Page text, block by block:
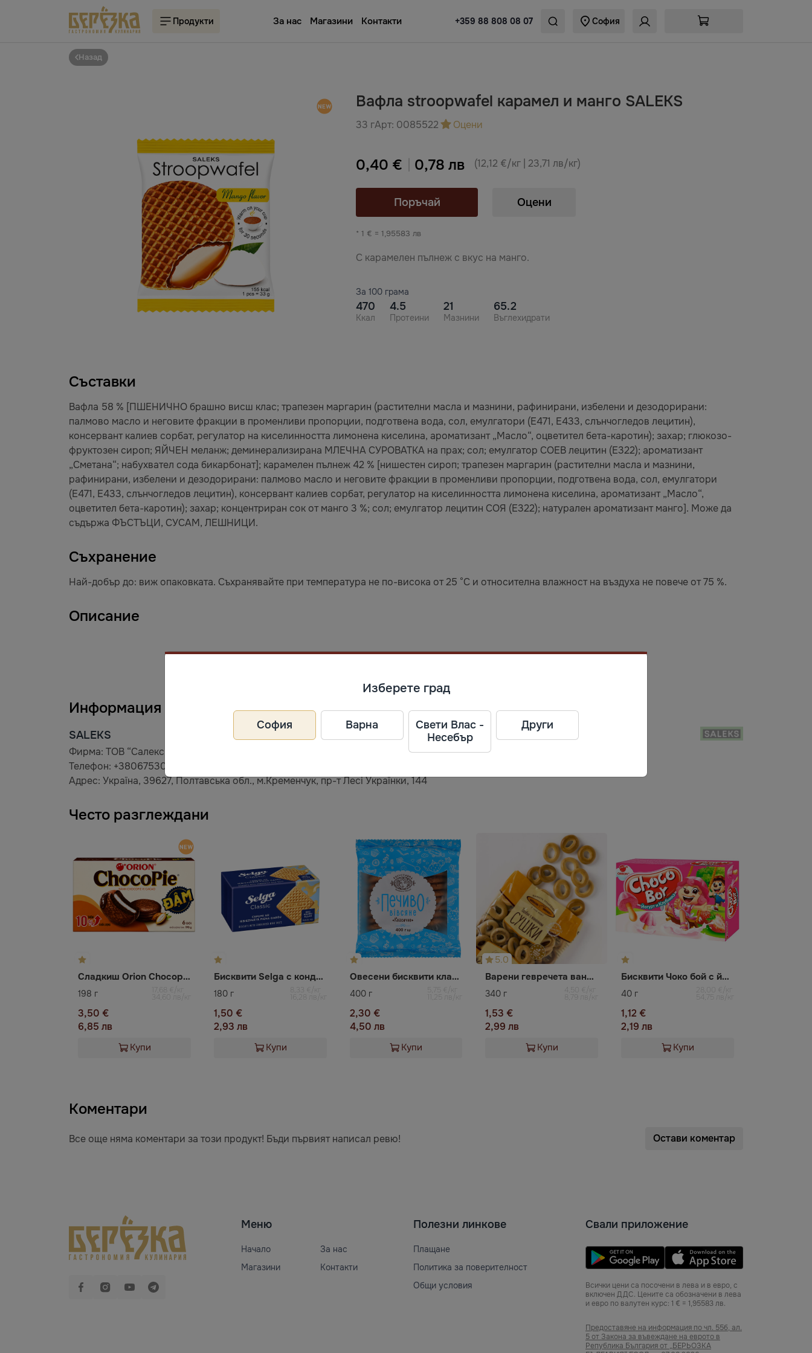
Продукти За нас Магазини Контакти +359 88 808 08 07 София
Назад
Вафла stroopwafel карамел и манго SALEKS
33 гАрт: 0085522 Оцени
0,40 € 0,78 лв (12,12 €/кг | 23,71 лв/кг)
Поръчай Оцени
* 1 € = 1,95583 лв
C карамелен пълнеж с вкус на манго.
За 100 грама
470
Ккал
4.5
Протеини
21
Мазнини
65.2
Въглехидрати
Съставки
Вафла 58 % [ПШЕНИЧНО брашно висш клас; трапезен маргарин (растителни масла и мазнини, рафинирани, избелени и дезодорирани:
палмово масло и неговите фракции в променливи пропорции, подготвена вода, сол, емулгатори (E471, E433, слънчогледов лецитин),
консервант калиев сорбат, регулатор на киселинността лимонена киселина, ароматизант „Масло“, оцветител бета-каротин); захар; глюкозо-
фруктозен сироп; ЯЙЧЕН меланж; деминерализирана МЛЕЧНА СУРОВАТКА на прах; сол; емулгатор СОЕВ лецитин (E322); ароматизант
„Сметана“; набухвател сода бикарбонат]; карамелен пълнеж 42 % [нишестен сироп; трапезен маргарин (растителни масла и мазнини,
рафинирани, избелени и дезодорирани: палмово масло и неговите фракции в променливи пропорции, подготвена вода, сол, емулгатори
(E471, E433, слънчогледов лецитин), консервант калиев сорбат, регулатор на киселинността лимонена киселина, ароматизант „Масло“,
оцветител бета-каротин); захар; концентриран сок от манго 3 %; сол; емулгатор лецитин СОЯ (E322); натурален ароматизант манго]. Може да
съдържа ФЪСТЪЦИ, СУСАМ, ЛЕШНИЦИ.
Съхранение
Най-добър до: виж опаковката. Съхранявайте при температура не по-висока от 25 °С и относителна влажност на въздуха не повече от 75 %.
Описание
Информация за производител
SALEKS
Фирма: ТОВ “Салекс Абсолют”
Телефон: +380675303088
Адрес: Україна, 39627, Полтавська обл., м.Кременчук, пр-т Лесі Українки, 144
Често разглеждани
Сладкиш Orion Chocopie с какао
198 г 17,68 €/кг
34,60 лв/кг
3,50 €
6,85 лв
Купи
Бисквити Selga с кондензирано мляко
180 г 8,33 €/кг
16,28 лв/кг
1,50 €
2,93 лв
Купи
Овесени бисквити класик Богуславна
400 г 5,75 €/кг
11,25 лв/кг
2,30 €
4,50 лв
Купи
5.0
Варени гевречета ванилия Київхліб
340 г 4,50 €/кг
8,79 лв/кг
1,53 €
2,99 лв
Купи
Бисквити Чоко бой с йогурт и ягода
40 г 28,00 €/кг
54,75 лв/кг
1,12 €
2,19 лв
Купи
Коментари
Все още няма коментари за този продукт! Бъди първият написал ревю! Остави коментар
Меню
Начало
За нас
Магазини
Контакти
Полезни линкове
Плащане
Политика за поверителност
Общи условия
Свали приложение
Всички цени са посочени в лева и в евро, с
включен ДДС. Цените са обозначени в лева
и евро по валутен курс: 1 € = 1,95583 лв.
Предоставяне на информация по чл. 55б, ал.
5 от Закона за въвеждане на еврото в
Република България от „БЕРЬОЗКА
Изберете град
София Варна
Свети Влас -
Несебър
Други